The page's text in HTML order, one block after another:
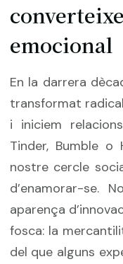
emocional
En la darrera
transformat
i iniciem
Tinder, Bumble o
nostre cercle
d’enamorar-se.
aparença
fosca: la
del que alguns